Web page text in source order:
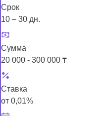
Срок
10 – 30 дн.
Сумма
20 000 - 300 000 ₸
Ставка
от 0,01%